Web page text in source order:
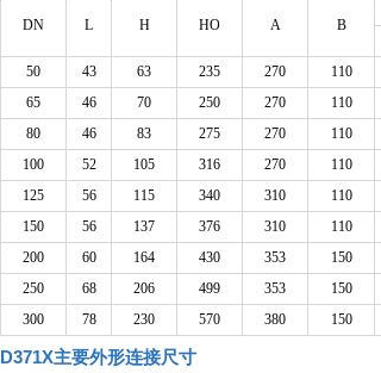
DN L Η HO A Β
50
43 63 235 270 110
65
46 70 250 270 110
80
46 83 275 270 110
100
52 105 316 270 110
125
56 115 340 310 110
150
56 137 376 310 110
200
60 164 430 353 150
250
68 206 499 353 150
300
78 230 570 380 150
D371X主要外形连接尺寸